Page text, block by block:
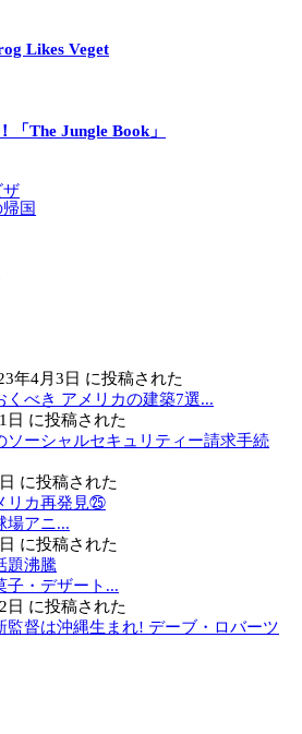
Likes Veget
「The Jungle Book」
年4月3日 に投稿された
くべき アメリカの建築7選...
日 に投稿された
ソーシャルセキュリティー請求手続
に投稿された
リカ再発見㉕
場アニ...
に投稿された
題沸騰
子・デザート...
日 に投稿された
監督は沖縄生まれ! デーブ・ロバーツ